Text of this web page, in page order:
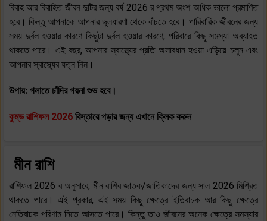
বিবাহ আর বিবাহিত জীবন দুটির জন্য বর্ষ 2026 র প্রথম অংশ অধিক ভালো প্রমাণিত
হবে। কিন্তু আপনাকে আপনার ভুলধারণা থেকে বাঁচতে হবে। পারিবারিক জীবনের জন্য
সময় দুর্বল হওয়ার কারণে কিছুটা দুর্বল হওয়ার কারণে, পরিবারে কিছু সমস্যা অব্যাহত
থাকতে পারে। এই বছর, আপনার স্বাস্থ্যের প্রতি অসাবধান হওয়া এড়িয়ে চলুন এবং
আপনার স্বাস্থ্যের যত্ন নিন।
উপায়: গলাতে চাঁদির গয়না শুভ হবে।
কুম্ভরাশিফল 2026 বিস্তারে পড়ার জন্য এখানে ক্লিক করুন
মীন রাশি
রাশিফল 2026 র অনুসারে, মীন রাশির জাতক/জাতিকাদের জন্য সাল 2026 মিশ্রিত
থাকতে পারে। এই প্রকার, এই সময় কিছু ক্ষেত্রে ইতিবাচক আর কিছু ক্ষেত্রে
নেতিবাচক পরিণাম নিতে আসতে পারে। কিন্তু তাও জীবনের অনেক ক্ষেত্রে সমস্যার